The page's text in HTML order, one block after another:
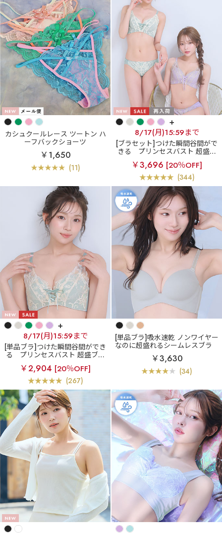
カシュクールレース ツートン ハ
ーフバックショーツ
￥1,650
(11)
+
8/17(月)15:59まで
[ブラセット]つけた瞬間谷間がで
きる
プリンセスバスト 超盛ブ
ラ(R) ブラジャー&ショーツ
￥3,696 [20％OFF]
(344)
+
8/17(月)15:59まで
[単品ブラ]つけた瞬間谷間ができ
る
プリンセスバスト 超盛ブラ
(R) 単品ブラジャー
￥2,904 [20％OFF]
(267)
[単品ブラ]吸水速乾 ノンワイヤー
なのに超盛れるシームレスブラ
吸水速乾 ノンワイヤー 超盛ブラ
(R) 単品ブラジャー
￥3,630
(34)